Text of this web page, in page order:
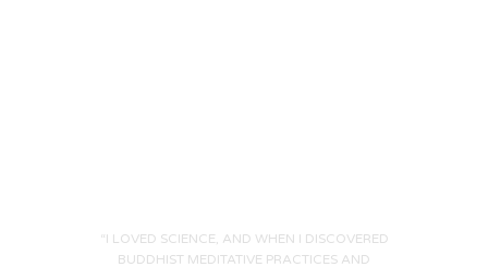
“I LOVED SCIENCE, AND WHEN I DISCOVERED
BUDDHIST MEDITATIVE PRACTICES AND